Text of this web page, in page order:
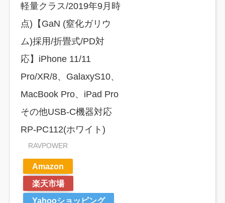
軽量クラス/2019年9月時
点)【GaN (窒化ガリウ
ム)採用/折畳式/PD対
応】iPhone 11/11
Pro/XR/8、GalaxyS10、
MacBook Pro、iPad Pro
その他USB-C機器対応
RP-PC112(ホワイト)
RAVPOWER
Amazon
楽天市場
Yahooショッピング